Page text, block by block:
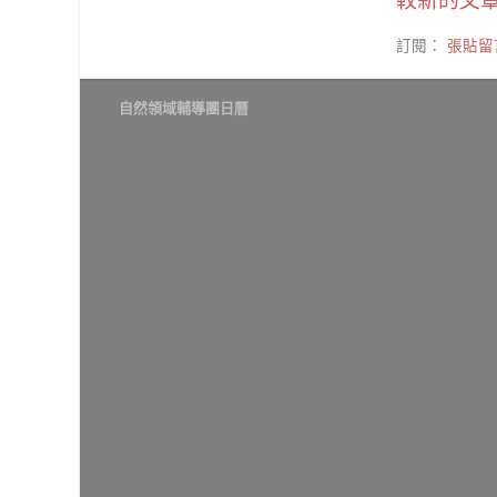
訂閱： 張貼
自然領域輔導團日曆